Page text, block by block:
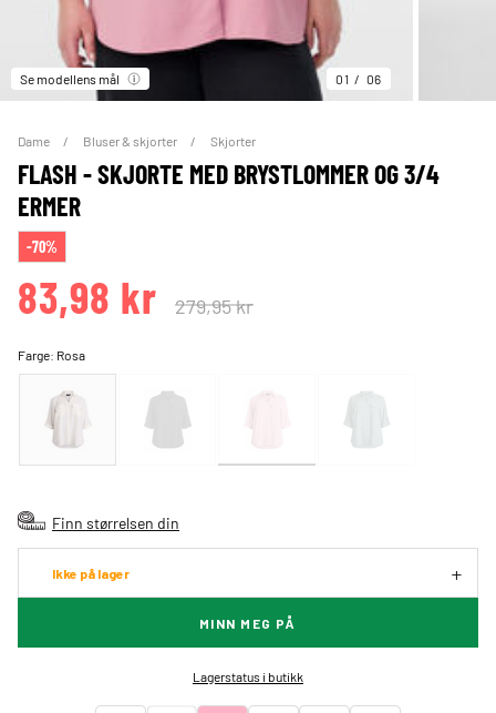
Se modellens mål 01 06
Dame Bluser & skjorter Skjorter
FLASH - SKJORTE MED BRYSTLOMMER OG 3/4
ERMER
-70%
83,98 kr 279,95 kr
Farge: Rosa
Finn størrelsen din
Ikke på lager
MINN MEG PÅ
Lagerstatus i butikk